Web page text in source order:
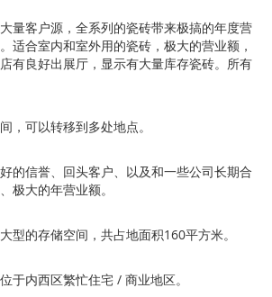
量客户源，全系列的瓷砖带来极搞的年度营
适合室内和室外用的瓷砖，极大的营业额，
有良好出展厅，显示有大量库存瓷砖。所有
，可以转移到多处地点。
的信誉、回头客户、以及和一些公司长期合
极大的年营业额。
型的存储空间，共占地面积160平方米。
于内西区繁忙住宅 / 商业地区。